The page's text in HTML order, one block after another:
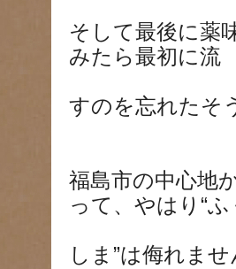
そして最後に薬
みたら最初に流
すのを忘れたそ
福島市の中心地
って、やはり“ふ
しま”は侮れませ